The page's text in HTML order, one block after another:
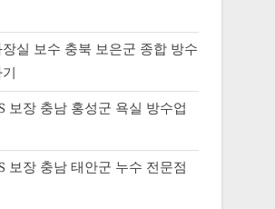
실 보수 충북 보은군 종합 방수
보장 충남 홍성군 욕실 방수업
보장 충남 태안군 누수 전문점